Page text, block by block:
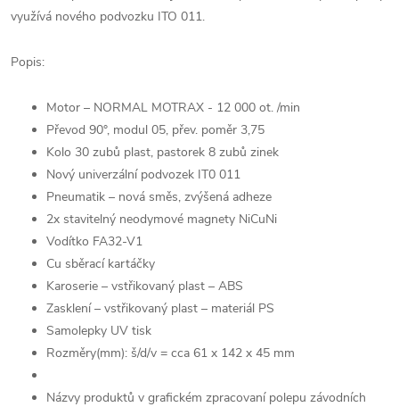
využívá nového podvozku ITO 011.
Popis:
Motor – NORMAL MOTRAX - 12 000 ot. /min
Převod 90°, modul 05, přev. poměr 3,75
Kolo 30 zubů plast, pastorek 8 zubů zinek
Nový univerzální podvozek IT0 011
Pneumatik – nová směs, zvýšená adheze
2x stavitelný neodymové magnety NiCuNi
Vodítko FA32-V1
Cu sběrací kartáčky
Karoserie – vstřikovaný plast – ABS
Zasklení – vstřikovaný plast – materiál PS
Samolepky UV tisk
Rozměry(mm): š/d/v = cca 61 x 142 x 45 mm
Názvy produktů v grafickém zpracovaní polepu závodních